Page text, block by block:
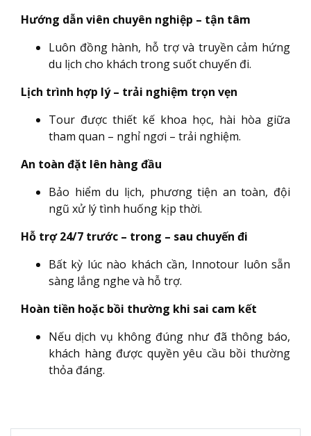
Hướng dẫn viên chuyên nghiệp – tận tâm
Luôn đồng hành, hỗ trợ và truyền cảm hứng
du lịch cho khách trong suốt chuyến đi.
Lịch trình hợp lý – trải nghiệm trọn vẹn
Tour được thiết kế khoa học, hài hòa giữa
tham quan – nghỉ ngơi – trải nghiệm.
An toàn đặt lên hàng đầu
Bảo hiểm du lịch, phương tiện an toàn, đội
ngũ xử lý tình huống kịp thời.
Hỗ trợ 24/7 trước – trong – sau chuyến đi
Bất kỳ lúc nào khách cần, Innotour luôn sẵn
sàng lắng nghe và hỗ trợ.
Hoàn tiền hoặc bồi thường khi sai cam kết
Nếu dịch vụ không đúng như đã thông báo,
khách hàng được quyền yêu cầu bồi thường
thỏa đáng.